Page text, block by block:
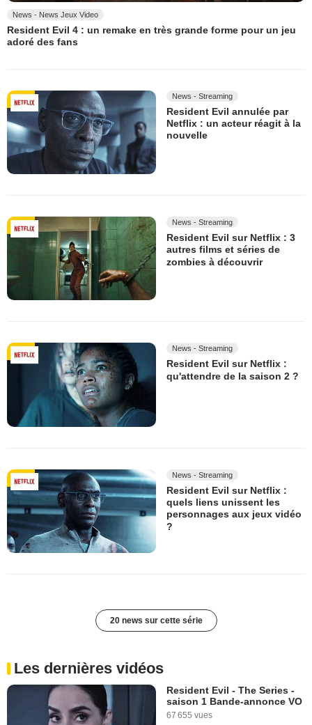
News - News Jeux Video
Resident Evil 4 : un remake en très grande forme pour un jeu
adoré des fans
News - Streaming
Resident Evil annulée par
Netflix : un acteur réagit à la
nouvelle
News - Streaming
Resident Evil sur Netflix : 3
autres films et séries de
zombies à découvrir
News - Streaming
Resident Evil sur Netflix :
qu'attendre de la saison 2 ?
News - Streaming
Resident Evil sur Netflix :
quels liens unissent les
personnages aux jeux vidéo
?
20 news sur cette série
Les dernières vidéos
Resident Evil - The Series -
saison 1 Bande-annonce VO
67 655 vues